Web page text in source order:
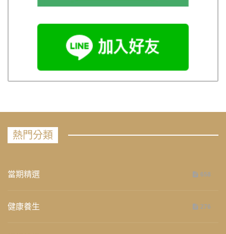
熱門分類
當期精選 658
健康養生 276